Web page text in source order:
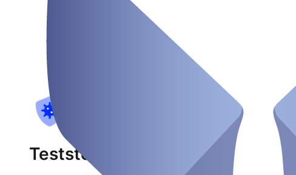
Teststelle